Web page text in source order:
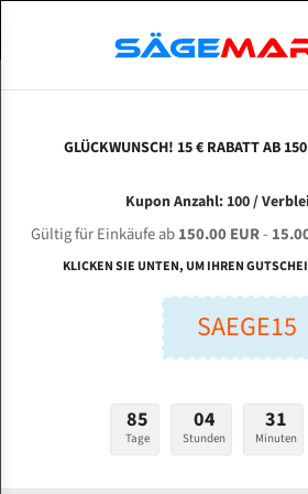
JAESPA V 325 DGH für
Länge (mm):
Stärken +
ABOUTS
ENGLISH
Bi-Metall Meterware
Fleischerei Bandsägeblätter
Bandmesser Glatt Meterware
Konvex Meterware
GLÜCKWUNSCH! 15 € RABATT AB
Kupon Anzahl: 100 /
Gültig für Einkäufe ab150.00 EUR-
KLICKEN SIE UNTEN, UM IHREN
SAEGE15
85
Tage
04
Stunden
31
Minuten